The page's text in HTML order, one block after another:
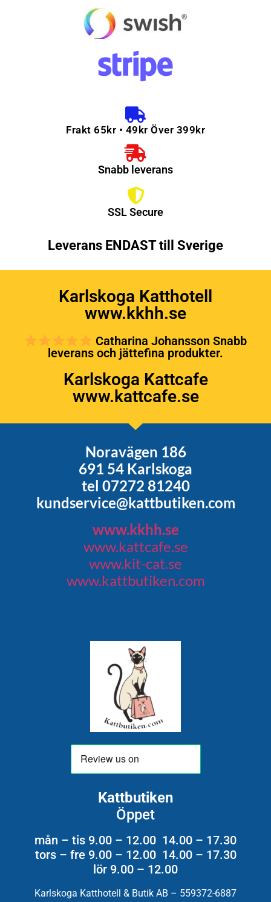
Frakt 65kr • 49kr Över 399kr
Snabb leverans
SSL Secure
Leverans ENDAST till Sverige
Karlskoga Katthotell
www.kkhh.se
Catharina Johansson Snabb
leverans och jättefina produkter.
Karlskoga Kattcafe
www.kattcafe.se
Noravägen 186
691 54 Karlskoga
tel 07272 81240
kundservice@kattbutiken.com
www.kkhh.se
www.kattcafe.se
www.kit-cat.se
www.kattbutiken.com
Kattbutiken
Öppet
mån – tis 9.00 – 12.00 14.00 – 17.30
tors – fre 9.00 – 12.00 14.00 – 17.30
lör 9.00 – 12.00
Karlskoga Katthotell & Butik AB – 559372-6887